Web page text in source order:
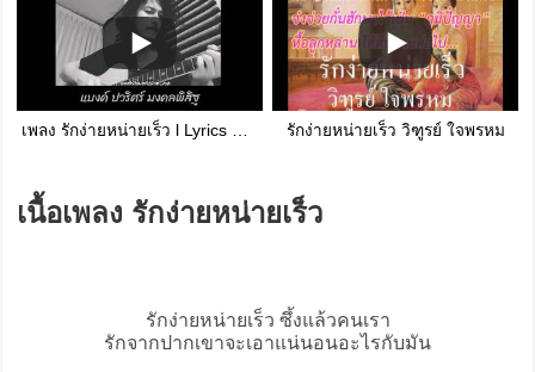
เพลง รัก​ง่าย​ห​น่า​ยเร็ว​ l Lyrics​ Video​ l แบ​งค์​ ป​วริ​ศ​ร์​ มงคล​พิสิฐ​ รักง่ายหน่ายเร็ว วิฑูรย์ ใจพรหม
เนื้อเพลง รักง่ายหน่ายเร็ว
รักง่ายหน่ายเร็ว ซึ้งแล้วคนเรา
รักจากปากเขาจะเอาแน่นอนอะไรกับมัน